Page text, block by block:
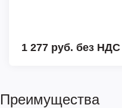
1 277 руб. без НДС
Преимущества